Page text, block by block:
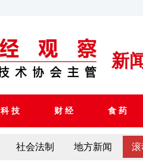
新
科 技 财 经 食 药
社会法制 地方新闻 滚